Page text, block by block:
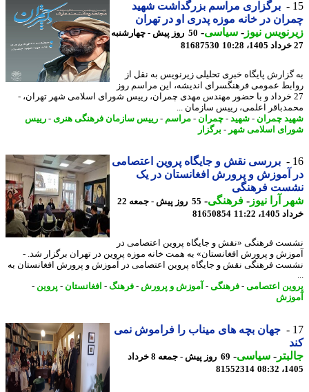
برگزاری مراسم بزرگداشت شهید
در خانه موزه پدری او در تهران
نیوز-سیاسی-
50 روز پیش - چهارشنبه
81687530
پایگاه خبری تحلیلی زیرنویس به نقل از
عمومی فرهنگسرای اندیشه، این مراسم روز
خرداد و با حضور مهندس مهدی چمران، رییس شورای اسلامی شهر تهران، -
اعلمی، رییس سازمان ...
چمران- شهید-چمران- مراسم -رییس سازمان فرهنگی هنری- رییس
اسلامی شهر -برگزار
بررسی نقش و جایگاه پروین اعتصامی
آموزش و پرورش افغانستان در یک
فرهنگی
آرا نیوز-فرهنگی-
55 روز پیش - جمعه 22
11:22
81650854
فرهنگی «نقش و جایگاه پروین اعتصامی در
و پرورش افغانستان» به همت خانه موزه پروین در تهران برگزار شد. -
فرهنگی نقش و جایگاه پروین اعتصامی در آموزش و پرورش افغانستان به
اعتصامی-فرهنگی-آموزش و پرورش-فرهنگ -افغانستان-پروین -
جهان بچه های میناب را فراموش نمی
-سیاسی-
69 روز پیش - جمعه 8 خرداد
81552314